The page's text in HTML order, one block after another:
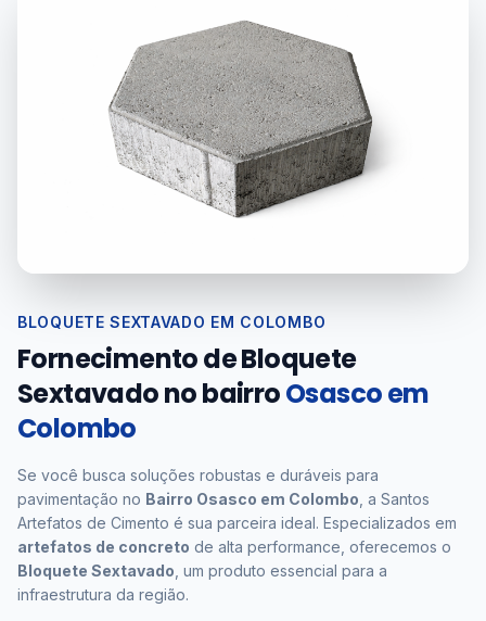
BLOQUETE SEXTAVADO EM COLOMBO
Fornecimento de Bloquete
Sextavado no bairroOsasco em
Colombo
Se você busca soluções robustas e duráveis para
pavimentação no Bairro Osasco em Colombo , a Santos
Artefatos de Cimento é sua parceira ideal. Especializados em
artefatos de concreto de alta performance, oferecemos o
Bloquete Sextavado , um produto essencial para a
infraestrutura da região.